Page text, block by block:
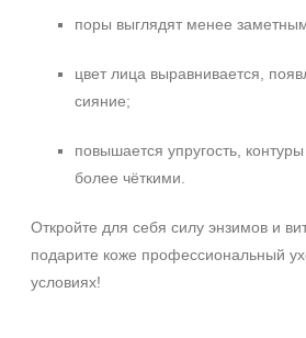
поры выглядят менее
цвет лица выравнивается,
сияние;
повышается упругость,
более чёткими.
Откройте для себя силу энзимов и
подарите коже профессиональный
условиях!